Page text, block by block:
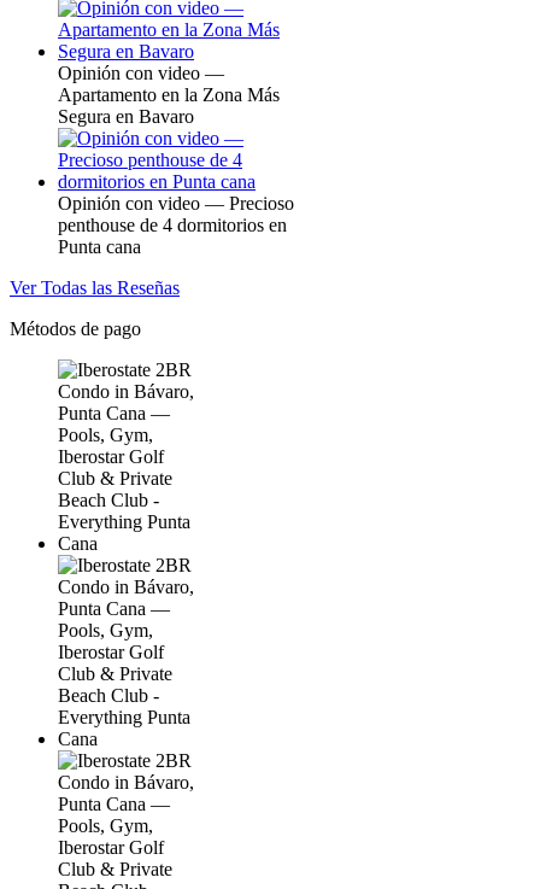
Opinión con video —
Apartamento en la Zona Más
Segura en Bavaro
Opinión con video — Precioso
penthouse de 4 dormitorios en
Punta cana
Ver Todas las Reseñas
Métodos de pago